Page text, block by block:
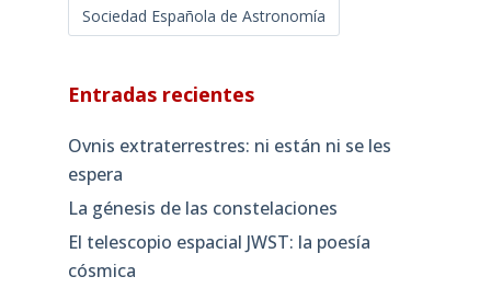
Sociedad Española de Astronomía
Entradas recientes
Ovnis extraterrestres: ni están ni se les
espera
La génesis de las constelaciones
El telescopio espacial JWST: la poesía
cósmica